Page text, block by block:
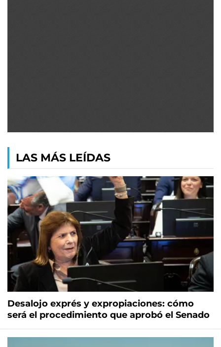
LAS MÁS LEÍDAS
Desalojo exprés y expropiaciones: cómo
será el procedimiento que aprobó el Senado